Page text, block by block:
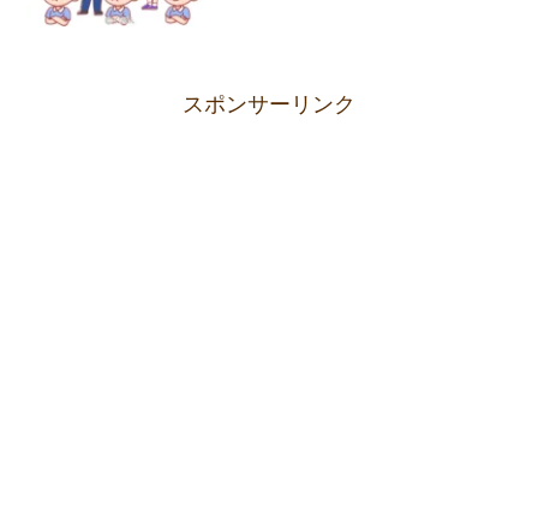
スポンサーリンク